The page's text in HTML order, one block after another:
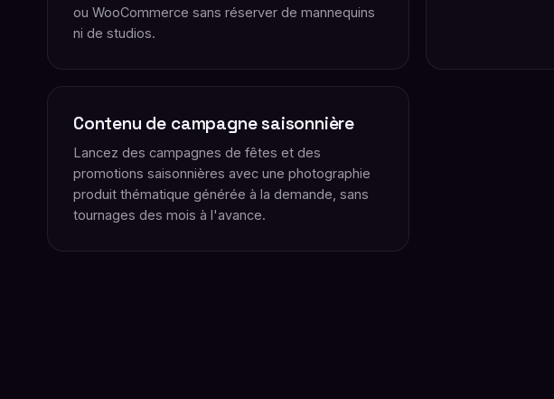
ou WooCommerce sans réserver de mannequins
ni de studios.
Contenu de campagne saisonnière
Lancez des campagnes de fêtes et des
promotions saisonnières avec une photographie
produit thématique générée à la demande, sans
tournages des mois à l'avance.